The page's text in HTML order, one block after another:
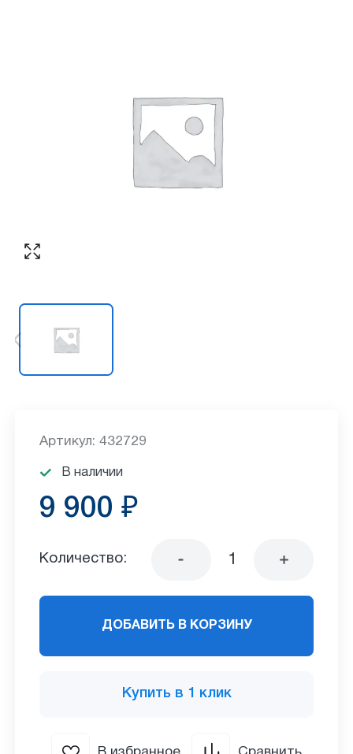
Артикул: 432729
В наличии
9 900 ₽
Количество:
ДОБАВИТЬ В КОРЗИНУ
Купить в 1 клик
ПЕРЕЗВОНИТЕ МНЕ
Согласен с обработкой персональных
данных в соответствии с
конфиденциальности